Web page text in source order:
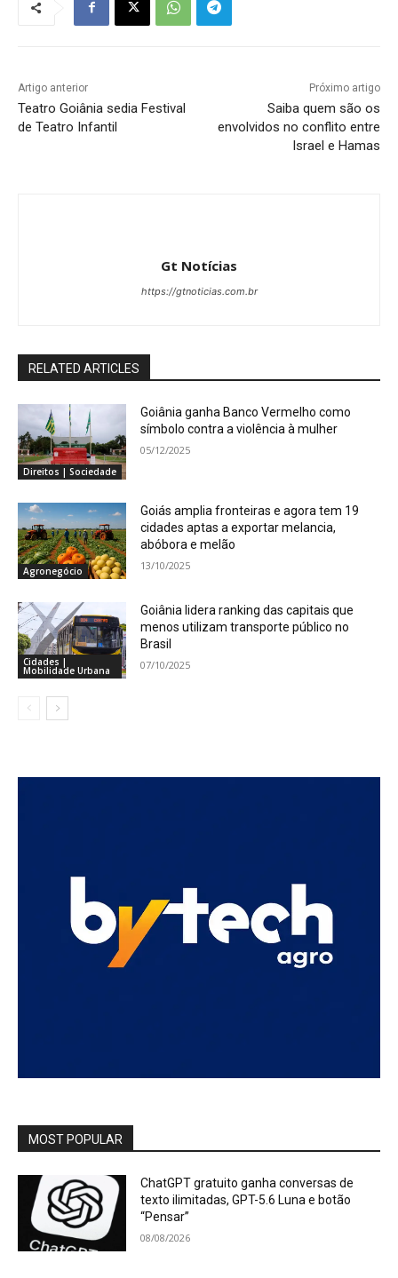
Artigo anterior
Teatro Goiânia sedia Festival
de Teatro Infantil
Próximo artigo
Saiba quem são os
envolvidos no conflito entre
Israel e Hamas
Gt Notícias
https://gtnoticias.com.br
RELATED ARTICLES
Direitos | Sociedade
Goiânia ganha Banco Vermelho como
símbolo contra a violência à mulher
05/12/2025
Agronegócio
Goiás amplia fronteiras e agora tem 19
cidades aptas a exportar melancia,
abóbora e melão
13/10/2025
Cidades |
Mobilidade Urbana
Goiânia lidera ranking das capitais que
menos utilizam transporte público no
Brasil
07/10/2025
MOST POPULAR
ChatGPT gratuito ganha conversas de
texto ilimitadas, GPT-5.6 Luna e botão
“Pensar”
08/08/2026